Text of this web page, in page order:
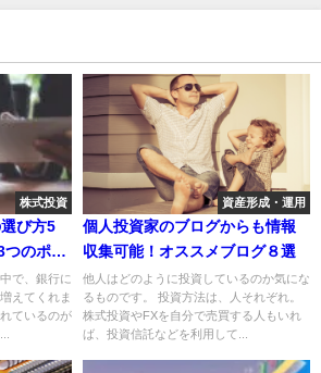
株式投資
び方5
つのポイ
で、銀行に
えてくれま
ているのが
資産形成・運用
個人投資家のブログからも情報
収集可能！オススメブログ８選
他人はどのように投資しているのか気にな
るものです。 投資方法は、人それぞれ。
株式投資やFXを自分で売買する人もいれ
ば、投資信託などを利用して...